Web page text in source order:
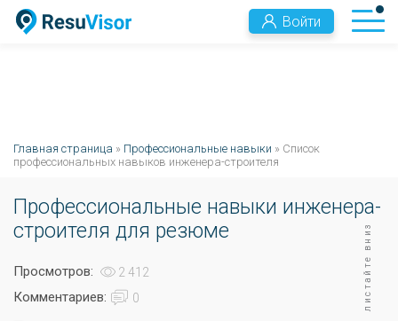
Войти
Главная страница » Профессиональные навыки » Список
профессиональных навыков инженера-строителя
Профессиональные навыки инженера-
строителя для резюме
Просмотров: 2 412
Комментариев: 0 листайте вниз